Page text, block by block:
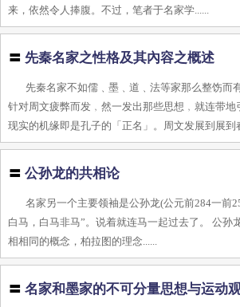
来，依然令人捧腹。不过，笔者于名家学......
〓 先秦名家之性格及其內容之概述
先秦名家不如儒﹑墨﹑道﹑法等家那么整饬而
针对周文疲弊而发﹐然一发出那些思想﹐就连带
现实的机缘即是孔子的「正名」。周文发展到展到
〓公孙龙的共相论
名家另一个主要领袖是公孙龙(公元前284一前
白马，白马非马”。说着就连马一起过去了。 公
相相同的概念，柏拉图的理念......
〓名家和墨家的不可分量思想与运动